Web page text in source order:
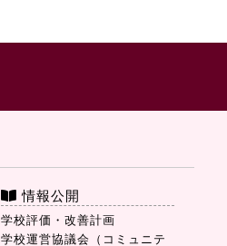
情報公開
学校評価・改善計画
学校運営協議会（コミュニテ